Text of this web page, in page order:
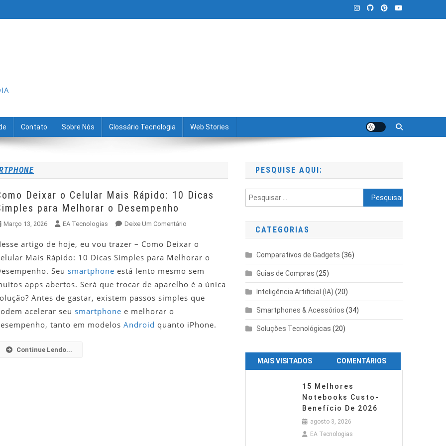
Contato Sobre Nós Glossário Tecnologia Web Stories
para Melhorar o Desempenho
Março 13, 2026 EA Tecnologias Deixe Um Comentário
Deixar
O
Celular
Mais
Simples
artigo de hoje, eu vou trazer – Como Deixar o
Mais Rápido: 10 Dicas Simples para Melhorar o
Seusmartphone está lento mesmo sem
apps abertos. Será que trocar de aparelho é a única
Antes de gastar, existem passos simples que
acelerar seusmartphone e melhorar o
tanto em modelosAndroid quanto iPhone.
Continue Lendo...
PESQUISE AQUI:
Pesquisar
por:
CATEGORIAS
Comparativos de Gadgets (36)
Guias de Compras (25)
Inteligência Artificial (IA) (20)
Smartphones & Acessórios (34)
Soluções Tecnológicas (20)
MAIS VISITADOS COMENTÁRIOS
15 Melhores
Notebooks Custo-
Benefício De 2026
agosto 3, 2026
EA Tecnologias